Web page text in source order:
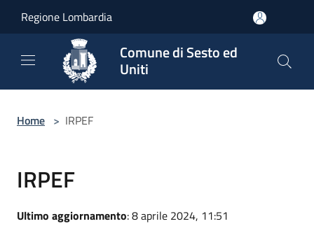
Regione Lombardia
Comune di Sesto ed
Uniti
Home > IRPEF
IRPEF
Ultimo aggiornamento: 8 aprile 2024, 11:51